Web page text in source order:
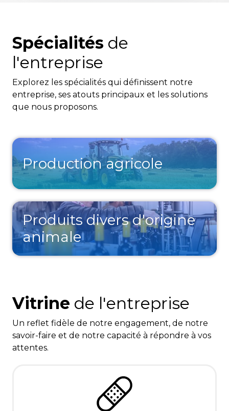
Spécialités de
l'entreprise
Explorez les spécialités qui définissent notre
entreprise, ses atouts principaux et les solutions
que nous proposons.
Production agricole
Produits divers d'origine
animale
Vitrine de l'entreprise
Un reflet fidèle de notre engagement, de notre
savoir-faire et de notre capacité à répondre à vos
attentes.